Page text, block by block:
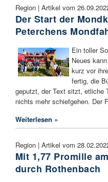
Region | Artikel vom
Der Start der
Peterchens
Ein toller
Neues
kurz vor
fertig, die
geputzt, der Text sitzt, etliche
nichts mehr schiefgehen. Der
Weiterlesen »
Region | Artikel vom
Mit 1,77 Promille
durch Rothenbach